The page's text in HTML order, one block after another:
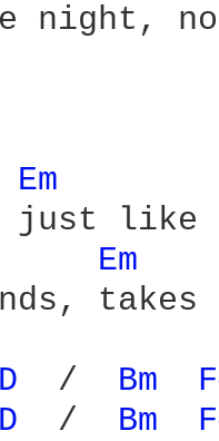
night,
Em
Em
takes
D / Bm
D / Bm